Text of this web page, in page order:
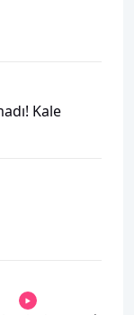
Kale